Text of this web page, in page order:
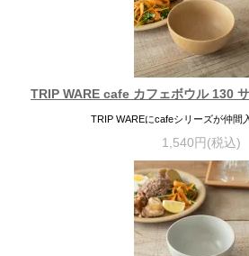
TRIP WARE cafe カフェボウル 130
TRIP WAREにcafeシリーズが仲間
1,540円(税込)